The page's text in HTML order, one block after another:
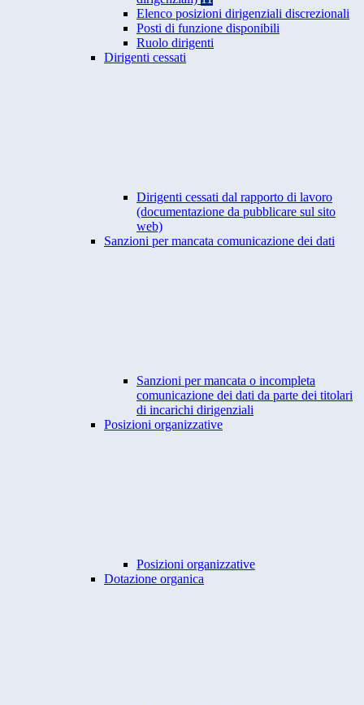
Elenco posizioni dirigenziali discrezionali
Posti di funzione disponibili
Ruolo dirigenti
Dirigenti cessati
Dirigenti cessati dal rapporto di lavoro
(documentazione da pubblicare sul sito
web)
Sanzioni per mancata comunicazione dei dati
Sanzioni per mancata o incompleta
comunicazione dei dati da parte dei titolari
di incarichi dirigenziali
Posizioni organizzative
Posizioni organizzative
Dotazione organica